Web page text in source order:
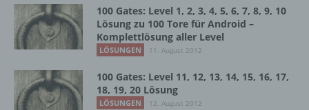
100 Gates: Level 1, 2, 3, 4, 5, 6, 7, 8, 9, 10
Lösung zu 100 Tore für Android –
Komplettlösung aller Level
LÖSUNGEN 11. August 2012
100 Gates: Level 11, 12, 13, 14, 15, 16, 17,
18, 19, 20 Lösung
LÖSUNGEN 12. August 2012
und Mittel der Verarbeitung von
personenbezogenen Daten entscheidet.
Sind die Zwecke und Mittel dieser
Verarbeitung durch das Unionsrecht oder
so kann der Verantwortliche
beziehungsweise können die bestimmten
Kriterien seiner Benennung nach dem